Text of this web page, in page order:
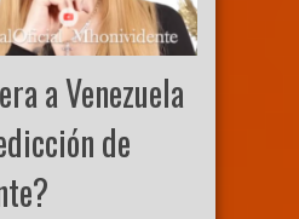
a Venezuela
de